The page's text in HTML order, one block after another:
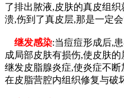
了排出脓液,皮肤的真皮组
溃,伤到了真皮层,那是一定
继发感染:当痘痘形成后,
成局部皮肤有损伤,使皮肤
继发皮脂腺炎症,使炎症不
在皮脂营腔内组织修复与破